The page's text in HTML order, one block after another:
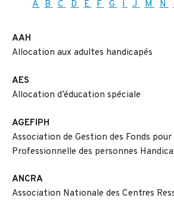
A B C D E F G I J M N
AAH
Allocation aux adultes handicapés
AES
Allocation d’éducation spéciale
AGEFIPH
Association de Gestion des Fonds
Professionnelle des personnes
ANCRA
Association Nationale des Centres